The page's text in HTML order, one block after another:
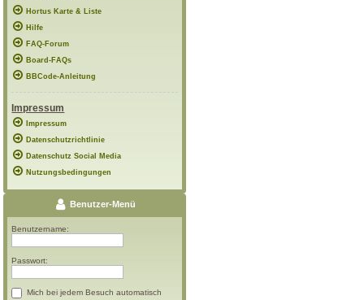
Hortus Karte & Liste
Hilfe
FAQ-Forum
Board-FAQs
BBCode-Anleitung
Impressum
Impressum
Datenschutzrichtlinie
Datenschutz Social Media
Nutzungsbedingungen
Benutzer-Menü
Benutzername:
Passwort:
Mich bei jedem Besuch automatisch